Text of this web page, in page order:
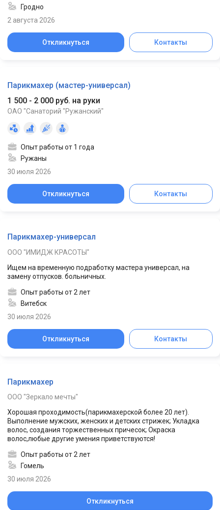
Гродно
2 августа 2026
Откликнуться Контакты
Парикмахер (мастер-универсал)
1 500 - 2 000 руб. на руки
ОАО "Санаторий "Ружанский"
Опыт работы от 1 года
Ружаны
30 июля 2026
Откликнуться Контакты
Парикмахер-универсал
ООО "ИМИДЖ КРАСОТЫ"
Ищем на временную подработку мастера универсал, на
замену отпусков. больничных.
Опыт работы от 2 лет
Витебск
30 июля 2026
Откликнуться Контакты
Парикмахер
ООО "Зеркало мечты"
Хорошая проходимость(парикмахерской более 20 лет).
Выполнение мужских, женских и детских стрижек; Укладка
волос, создания торжественных причесок; Окраска
волос,любые другие умения приветствуются!
Опыт работы от 2 лет
Гомель
30 июля 2026
Откликнуться